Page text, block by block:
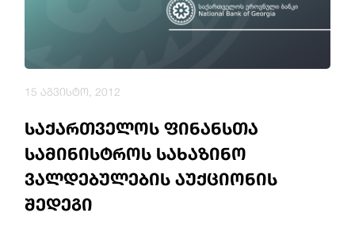
საქართველოს ფინანსთა
სამინისტროს სახაზინო
ვალდებულების აუქციონის
შედეგი
15 აგვისტო, 2012